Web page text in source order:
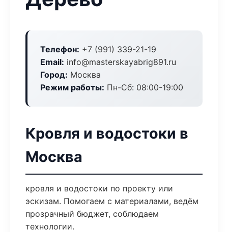
Телефон: +7 (991) 339-21-19
Email: info@masterskayabrig891.ru
Город: Москва
Режим работы: Пн-Сб: 08:00-19:00
Кровля и водостоки в
Москва
кровля и водостоки по проекту или
эскизам. Помогаем с материалами, ведём
прозрачный бюджет, соблюдаем
технологии.